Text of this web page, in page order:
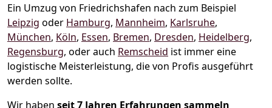
Ein Umzug von Friedrichshafen nach zum Beispiel
Leipzig oder Hamburg, Mannheim, Karlsruhe,
München, Köln, Essen, Bremen, Dresden, Heidelberg,
Regensburg, oder auch Remscheid ist immer eine
logistische Meisterleistung, die von Profis ausgeführt
werden sollte.
Wir haben seit7 Jahren Erfahrungen sammeln